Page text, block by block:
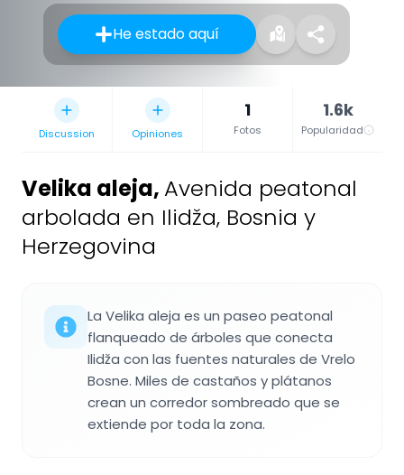
He estado aquí
Discussion Opiniones
1
Fotos
1.6k
Popularidad
Velika aleja, Avenida peatonal
arbolada en Ilidža, Bosnia y
Herzegovina
La Velika aleja es un paseo peatonal
flanqueado de árboles que conecta
Ilidža con las fuentes naturales de Vrelo
Bosne. Miles de castaños y plátanos
crean un corredor sombreado que se
extiende por toda la zona.